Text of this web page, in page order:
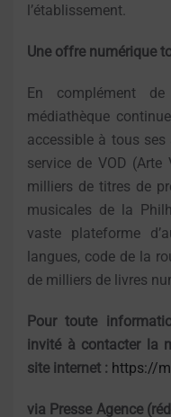
l’établissement.
Une offre numérique
En complément
médiathèque
accessible à tous ses
service de VOD (Arte
milliers de titres de
musicales de la
vaste plateforme
langues, code de la
de milliers de livres
Pour toute
invité à contacter la
site internet : https://
via Presse Agence